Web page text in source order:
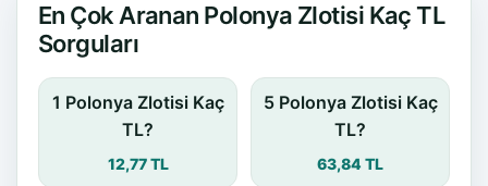
En Çok Aranan Polonya Zlotisi Kaç TL
Sorguları
1 Polonya Zlotisi Kaç
TL?
12,77 TL
5 Polonya Zlotisi Kaç
TL?
63,84 TL